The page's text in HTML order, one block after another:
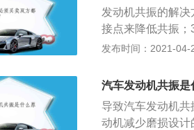
降噪的作用。
发动机共振的解
接点来降低共振
振；4、对发动机
发布时间：2021-04-
汽车发动机共振是
导致汽车发动机
动机减少磨损设